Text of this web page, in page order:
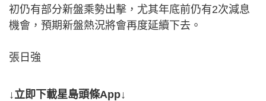
初仍有部分新盤乘勢出擊，尤其年底前仍有2次減息
機會，預期新盤熱況將會再度延續下去。
張日強
↓立即下載星島頭條App↓